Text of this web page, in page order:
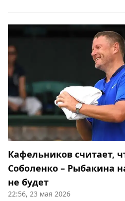
Кафельников считает,
Соболенко – Рыбакина
не будет
22:56, 23 мая 2026